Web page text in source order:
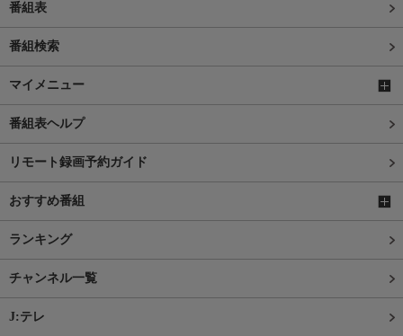
番組表
番組検索
マイメニュー
番組表ヘルプ
リモート録画予約ガイド
おすすめ番組
ランキング
チャンネル一覧
J:テレ